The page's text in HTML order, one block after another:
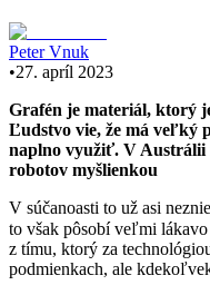
Peter Vnuk
•27. apríl 2023
Grafén je materiál, ktorý
Ľudstvo vie, že má veľký
naplno využiť. V Austrálii
robotov myšlienkou
V súčanoasti to už asi
to však pôsobí veľmi
z tímu, ktorý za
podmienkach, ale